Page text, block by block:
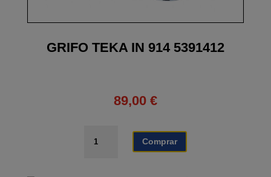
GRIFO TEKA IN 914 5391412
89,00 €
TEKA
Comprar